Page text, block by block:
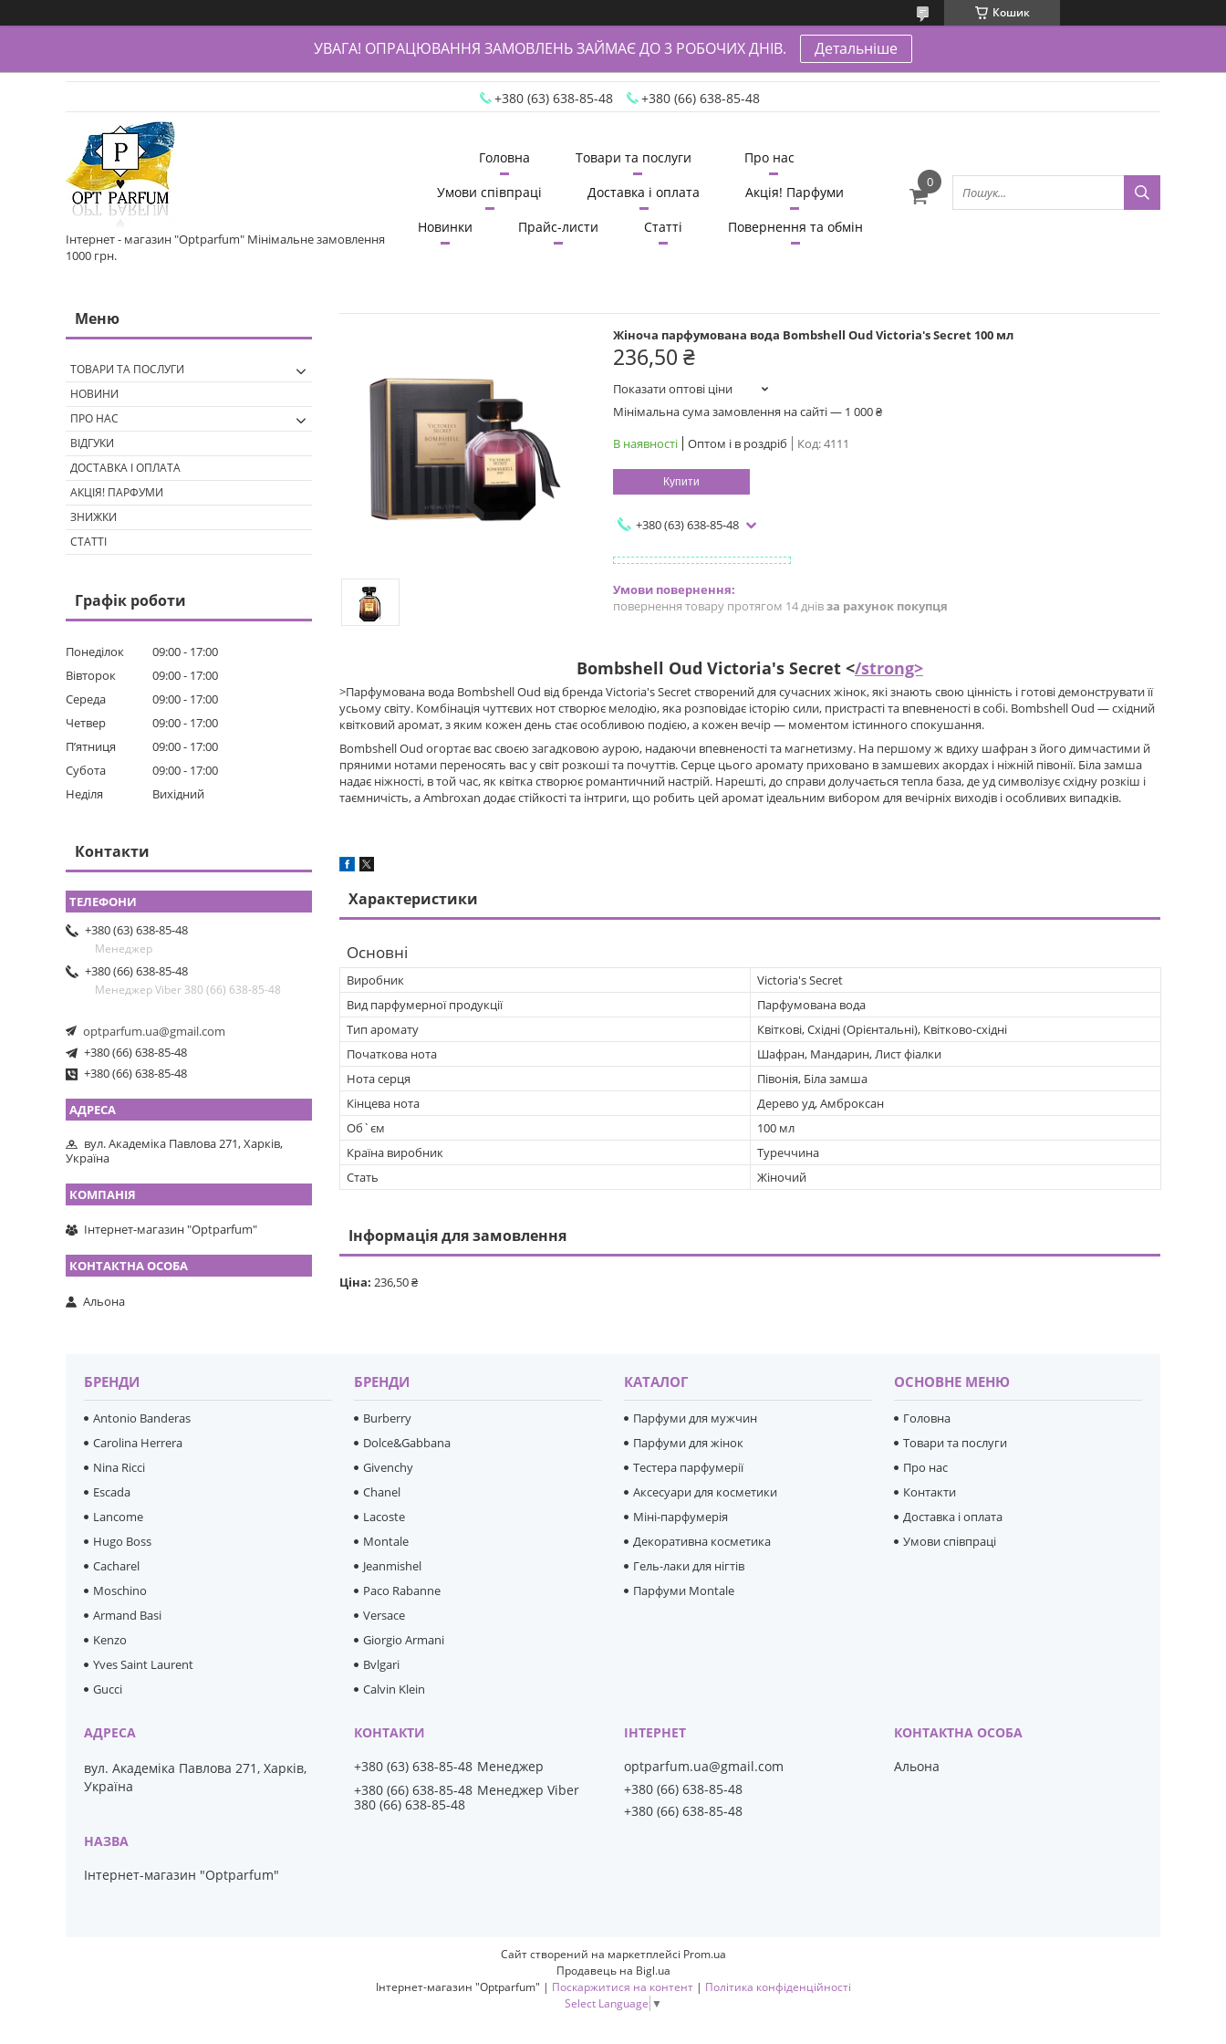
Кошик
УВАГА! ОПРАЦЮВАННЯ ЗАМОВЛЕНЬ ЗАЙМАЄ ДО 3 РОБОЧИХ ДНІВ. Детальніше
+380 (63) 638-85-48 +380 (66) 638-85-48
Інтернет - магазин "Optparfum" Мінімальне замовлення
1000 грн.
Головна Товари та послуги
Про нас
Умови співпраці
Доставка і оплата
Акція! Парфуми
Новинки
Прайс-листи Статті Повернення та обмін
Жіноча парфумована вода Bombshell Oud Victoria's Secret 100 мл
236,50 ₴
Показати оптові ціни
Мінімальна сума замовлення на сайті — 1 000 ₴
В наявності
Оптом і в роздріб Код:4111
Купити
+380 (63) 638-85-48
повернення товару протягом 14 днівза рахунок покупця
Bombshell Oud Victoria's Secret </strong>
>Парфумована вода Bombshell Oud від бренда Victoria's Secret створений для сучасних жінок, які знають свою цінність і готові демонструвати її
усьому світу. Комбінація чуттєвих нот створює мелодію, яка розповідає історію сили, пристрасті та впевненості в собі. Bombshell Oud — східний
квітковий аромат, з яким кожен день стає особливою подією, а кожен вечір — моментом істинного спокушання.
Bombshell Oud огортає вас своєю загадковою аурою, надаючи впевненості та магнетизму. На першому ж вдиху шафран з його димчастими й
пряними нотами переносять вас у світ розкоші та почуттів. Серце цього аромату приховано в замшевих акордах і ніжній півонії. Біла замша
надає ніжності, в той час, як квітка створює романтичний настрій. Нарешті, до справи долучається тепла база, де уд символізує східну розкіш і
таємничість, а Ambroxan додає стійкості та інтриги, що робить цей аромат ідеальним вибором для вечірніх виходів і особливих випадків.
Характеристики
Основні
Виробник
Victoria's Secret
Вид парфумерної продукції
Парфумована вода
Тип аромату
Квіткові, Східні (Орієнтальні), Квітково-східні
Початкова нота
Шафран, Мандарин, Лист фіалки
Нота серця
Півонія, Біла замша
Кінцева нота
Дерево уд, Амброксан
Об`єм
100 мл
Країна виробник
Туреччина
Стать
Жіночий
Інформація для замовлення
Ціна: 236,50 ₴
ТОВАРИ ТА ПОСЛУГИ
НОВИНИ
ПРО НАС
ВІДГУКИ
ДОСТАВКА І ОПЛАТА
АКЦІЯ! ПАРФУМИ
ЗНИЖКИ
СТАТТІ
Графік роботи
Понеділок 09:00
17:00
Вівторок
09:00
17:00
Середа
09:00
17:00
Четвер
09:00
17:00
Пʼятниця
09:00
17:00
Субота
09:00
17:00
Неділя
Вихідний
Контакти
+380 (63) 638-85-48
Менеджер
+380 (66) 638-85-48
Менеджер Viber 380 (66) 638-85-48
optparfum.ua@gmail.com
+380 (66) 638-85-48
+380 (66) 638-85-48
вул. Академіка Павлова 271, Харків,
Україна
Інтернет-магазин "Optparfum"
Альона
БРЕНДИ
Antonio Banderas
Carolina Herrera
Nina Ricci
Escada
Lancome
Hugo Boss
Cacharel
Moschino
Armand Basi
Kenzo
Yves Saint Laurent
Gucci
БРЕНДИ
Burberry
Dolce&Gabbana
Givenchy
Chanel
Lacoste
Montale
Jeanmishel
Paco Rabanne
Versace
Giorgio Armani
Bvlgari
Calvin Klein
КАТАЛОГ
Парфуми для мужчин
Парфуми для жінок
Тестера парфумерії
Аксесуари для косметики
Міні-парфумерія
Декоративна косметика
Гель-лаки для нігтів
Парфуми Montale
ОСНОВНЕ МЕНЮ
Головна
Товари та послуги
Про нас
Контакти
Доставка і оплата
Умови співпраці
вул. Академіка Павлова 271, Харків,
Україна
Інтернет-магазин "Optparfum"
+380 (63) 638-85-48 Менеджер
+380 (66) 638-85-48 Менеджер Viber
380 (66) 638-85-48
optparfum.ua@gmail.com
+380 (66) 638-85-48
+380 (66) 638-85-48
Альона
Сайт створений на маркетплейсі Prom.ua
Продавець на Bigl.ua
Інтернет-магазин "Optparfum" | Поскаржитися на контент | Політика конфіденційності
Select Language ▼